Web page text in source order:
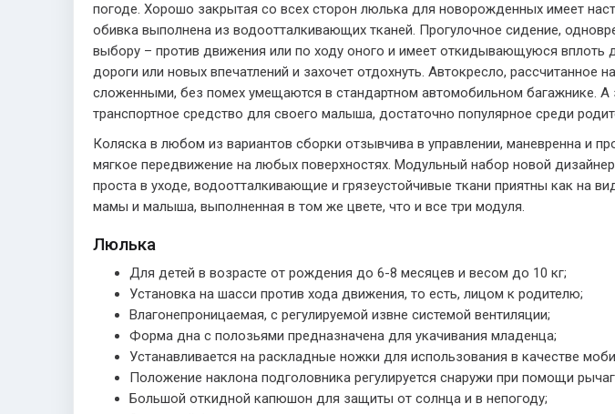
погоде. Хорошо закрытая со всех сторон люлька для новорожденных имеет
обивка выполнена из водоотталкивающих тканей. Прогулочное сидение,
выбору – против движения или по ходу оного и имеет откидывающуюся вплоть
дороги или новых впечатлений и захочет отдохнуть. Автокресло, рассчитанное
сложенными, без помех умещаются в стандартном автомобильном багажнике.
транспортное средство для своего малыша, достаточно популярное среди
Коляска в любом из вариантов сборки отзывчива в управлении, маневренна и
мягкое передвижение на любых поверхностях. Модульный набор новой
проста в уходе, водоотталкивающие и грязеустойчивые ткани приятны как на
мамы и малыша, выполненная в том же цвете, что и все три модуля.
Люлька
Для детей в возрасте от рождения до 6-8 месяцев и весом до 10 кг;
Установка на шасси против хода движения, то есть, лицом к родителю;
Влагонепроницаемая, с регулируемой извне системой вентиляции;
Форма дна с полозьями предназначена для укачивания младенца;
Устанавливается на раскладные ножки для использования в качестве
Положение наклона подголовника регулируется снаружи при помощи
Большой откидной капюшон для защиты от солнца и в непогоду;